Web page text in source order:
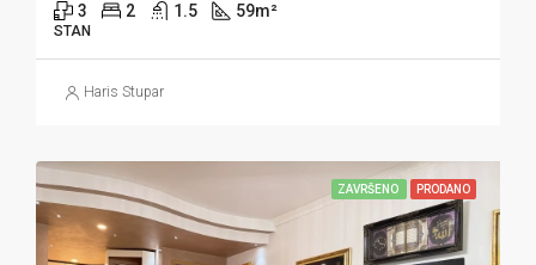
3 2 1.5 59m²
STAN
Haris Stupar
ZAVRŠENO PRODANO